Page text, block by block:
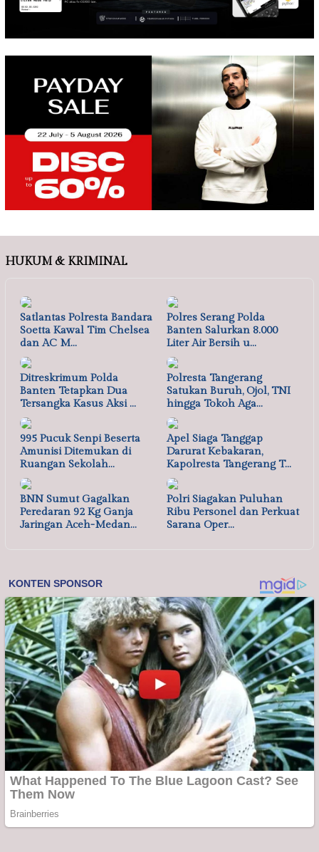
HUKUM & KRIMINAL
Satlantas Polresta Bandara
Soetta Kawal Tim Chelsea
dan AC M…
Polres Serang Polda
Banten Salurkan 8.000
Liter Air Bersih u…
Ditreskrimum Polda
Banten Tetapkan Dua
Tersangka Kasus Aksi …
Polresta Tangerang
Satukan Buruh, Ojol, TNI
hingga Tokoh Aga…
995 Pucuk Senpi Beserta
Amunisi Ditemukan di
Ruangan Sekolah…
Apel Siaga Tanggap
Darurat Kebakaran,
Kapolresta Tangerang T…
BNN Sumut Gagalkan
Peredaran 92 Kg Ganja
Jaringan Aceh-Medan…
Polri Siagakan Puluhan
Ribu Personel dan Perkuat
Sarana Oper…